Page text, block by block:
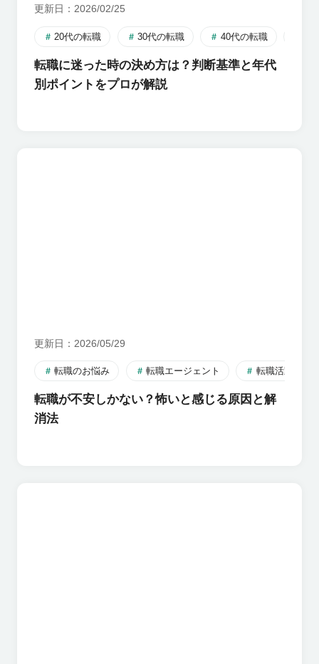
更新日 2026/02/25
20代の転職 30代の転職 40代の転職
転職に迷った時の決め方は？判断基準と年代
別ポイントをプロが解説
更新日 2026/05/29
転職のお悩み 転職エージェント 転職活動のす
転職が不安しかない？怖いと感じる原因と解
消法